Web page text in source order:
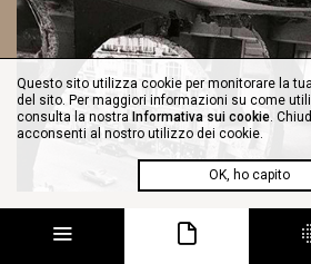
Questo sito utilizza cookie per monitorare la
del sito. Per maggiori informazioni su come
consulta la nostra Informativa sui cookie.
acconsenti al nostro utilizzo dei cookie.
OK, ho capito